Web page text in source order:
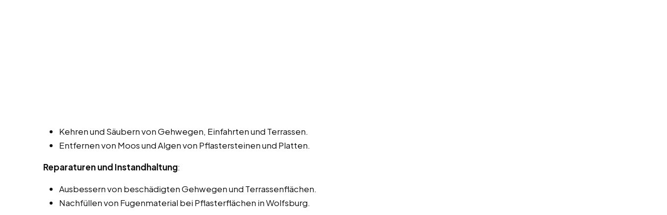
Kehren und Säubern von Gehwegen, Einfahrten und Terrassen.
Entfernen von Moos und Algen von Pflastersteinen und Platten.
Reparaturen und Instandhaltung:
Ausbessern von beschädigten Gehwegen und Terrassenflächen.
Nachfüllen von Fugenmaterial bei Pflasterflächen in Wolfsburg.